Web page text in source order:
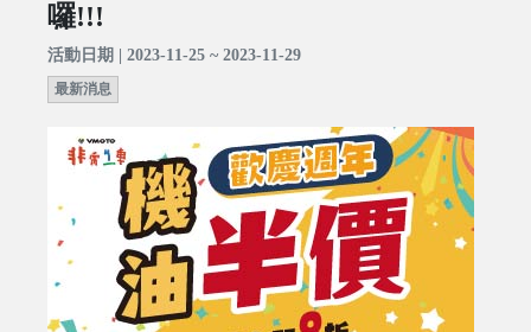
囉!!!
活動日期 | 2023-11-25 ~ 2023-11-29
最新消息